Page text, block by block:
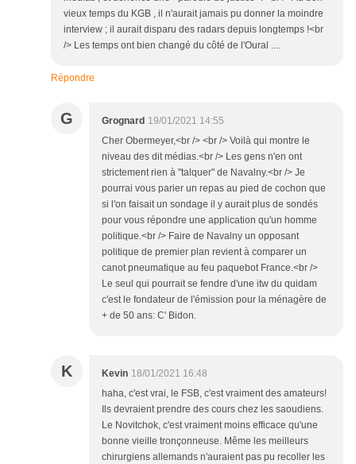
vieux temps du KGB , il n'aurait jamais pu donner la moindre
interview ; il aurait disparu des radars depuis longtemps !<br
/> Les temps ont bien changé du côté de l'Oural ....
Répondre
G Grognard 19/01/2021 14:55
Cher Obermeyer,<br /> <br /> Voilà qui montre le
niveau des dit médias.<br /> Les gens n'en ont
strictement rien à "talquer" de Navalny.<br /> Je
pourrai vous parier un repas au pied de cochon que
si l'on faisait un sondage il y aurait plus de sondés
pour vous répondre une application qu'un homme
politique.<br /> Faire de Navalny un opposant
politique de premier plan revient à comparer un
canot pneumatique au feu paquebot France.<br />
Le seul qui pourrait se fendre d'une itw du quidam
c'est le fondateur de l'émission pour la ménagère de
+ de 50 ans: C' Bidon.
K Kevin 18/01/2021 16:48
haha, c'est vrai, le FSB, c'est vraiment des amateurs!
Ils devraient prendre des cours chez les saoudiens.
Le Novitchok, c'est vraiment moins efficace qu'une
bonne vieille tronçonneuse. Même les meilleurs
chirurgiens allemands n'auraient pas pu recoller les